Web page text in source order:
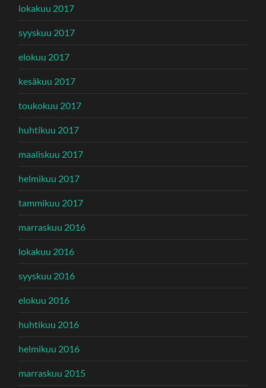
lokakuu 2017
syyskuu 2017
elokuu 2017
kesäkuu 2017
toukokuu 2017
huhtikuu 2017
maaliskuu 2017
helmikuu 2017
tammikuu 2017
marraskuu 2016
lokakuu 2016
syyskuu 2016
elokuu 2016
huhtikuu 2016
helmikuu 2016
marraskuu 2015